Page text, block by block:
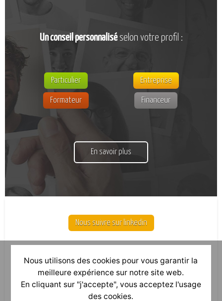
Un conseil personnaliséselon votre profil :
Particulier Entreprise
Formateur Financeur
En savoir plus
Nous suivre sur linkedin
Nous utilisons des cookies pour vous garantir la
meilleure expérience sur notre site web.
En cliquant sur "j'accepte", vous acceptez l'usage
des cookies.